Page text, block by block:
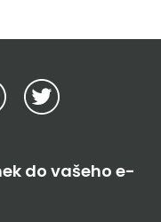
do vašeho e-